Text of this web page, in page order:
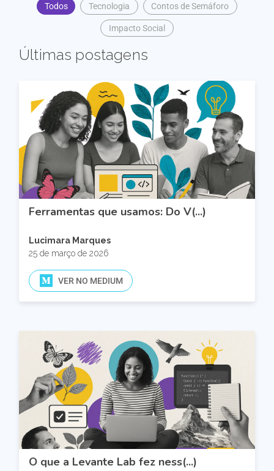
Todos Tecnologia Contos de Semáforo
Impacto Social
Últimas postagens
Ferramentas que usamos: Do V(...)
Lucimara Marques
25 de março de 2026
VER NO MEDIUM
O que a Levante Lab fez ness(...)